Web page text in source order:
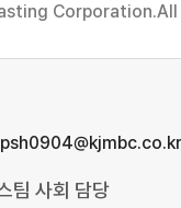
psh0904@kjmbc.co.kr
팀 사회 담당